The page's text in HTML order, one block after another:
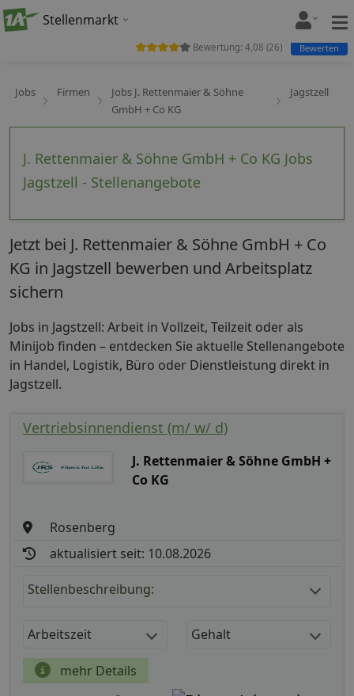
Stellenmarkt
Jobs Firmen
Jobs J. Rettenmaier & Söhne
GmbH + Co KG
Jagstzell
J. Rettenmaier & Söhne GmbH + Co KG Jobs
Jagstzell - Stellenangebote
Bewertung: 4,08 (26) Bewerten
Jetzt bei J. Rettenmaier & Söhne GmbH + Co
KG in Jagstzell bewerben und Arbeitsplatz
sichern
Jobs in Jagstzell: Arbeit in Vollzeit, Teilzeit oder als
Minijob finden – entdecken Sie aktuelle Stellenangebote
in Handel, Logistik, Büro oder Dienstleistung direkt in
Jagstzell.
Vertriebsinnendienst (m/ w/ d)
J. Rettenmaier & Söhne GmbH +
Co KG
Rosenberg
aktualisiert seit: 10.08.2026
Stellenbeschreibung:
Arbeitszeit Gehalt
mehr Details